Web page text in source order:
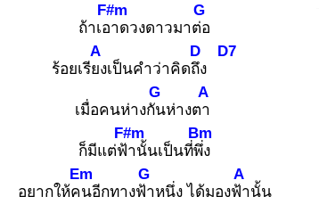
ถ้าเอา
F#m
ดวงดาวมาต่อ
G
ร้อยเรียง
A
เป็นคำว่าคิดถึง
D D7
เมื่อคนห่างกัน
G
ห่างตา
A
ก็มีแต่ฟ้า
F#m
นั้นเป็นที่พึ่ง
Bm
อยากให้คน
Em
อีกทางฟ้า
G
หนึ่ง ได้มองฟ้า
A
นั้น